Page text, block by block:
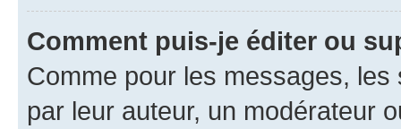
Comment puis-je éditer ou
Comme pour les messages,
par leur auteur, un modérateur